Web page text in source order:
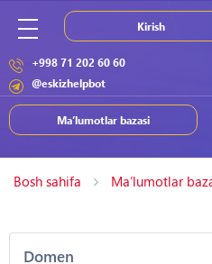
+998 71 202 60 60
@eskizhelpbot
Ma’lumotlar bazasi
Kirish
Bosh sahifa Ma’lumotlar
Domen